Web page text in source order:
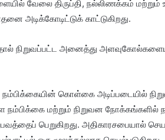
வேலை திருப்தி, நல்லிணக்கம் மற்றும்
அடிக்கோடிட்டுக் காட்டுகிறது.
நிறுவப்பட்ட அனைத்து
கொள்கை அடிப்படையில்
நம்பிக்கை மற்றும் நிறுவன நோக்கங்களில்
பெறுகிறது. அதிகாரசபையால்